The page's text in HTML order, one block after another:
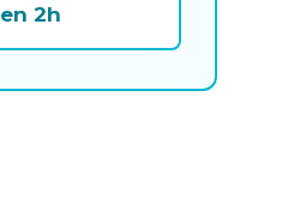
en 2h